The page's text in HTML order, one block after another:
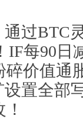
过BTC
IF每90日
碎价值通
置全部